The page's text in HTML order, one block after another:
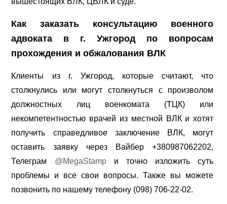
Как заказать консультацию военного
адвоката в г. Ужгород по вопросам
прохождения и обжалования ВЛК
Клиенты из г. Ужгород, которые считают, что
столкнулись или могут столкнуться с произволом
должностных лиц военкомата (ТЦК) или
некомпетентностью врачей из местной ВЛК и хотят
получить справедливое заключение ВЛК, могут
оставить заявку через Вайбер +380987062202,
Телеграм @MegaStampи точно изложить суть
проблемы и все свои вопросы. Также вы можете
позвонить по нашему телефону (098) 706-22-02.